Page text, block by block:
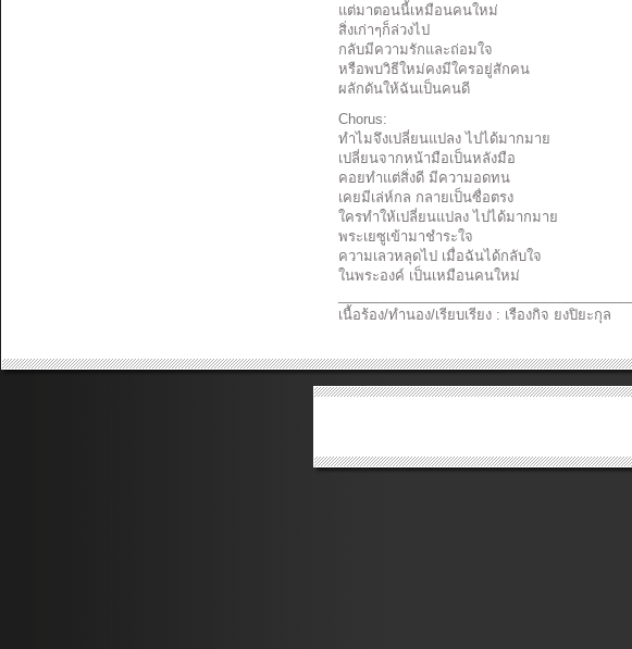
แต่มาตอนนี้เหมือนคนใหม่
สิ่งเก่าๆก็ล่วงไป
กลับมีความรักและถ่อมใจ
หรือพบวิธีใหม่คงมีใครอยู่สักคน
ผลักดันให้ฉันเป็นคนดี
Chorus:
ทำไมจึงเปลี่ยนแปลง ไปได้มากมาย
เปลี่ยนจากหน้ามือเป็นหลังมือ
คอยทำแต่สิ่งดี มีความอดทน
เคยมีเล่ห์กล กลายเป็นซื่อตรง
ใครทำให้เปลี่ยนแปลง ไปได้มากมาย
พระเยซูเข้ามาชำระใจ
ความเลวหลุดไป เมื่อฉันได้กลับใจ
ในพระองค์ เป็นเหมือนคนใหม่
เนื้อร้อง/ทำนอง/เรียบเรียง : เรืองกิจ ยงปิยะกุล